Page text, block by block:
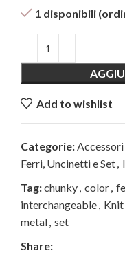
1 disponibili
Add to wishlist
Categorie:
Ferri, Uncinetti e Set,
Tag:chunky, color,
interchangeable, Knit
metal, set
Share: